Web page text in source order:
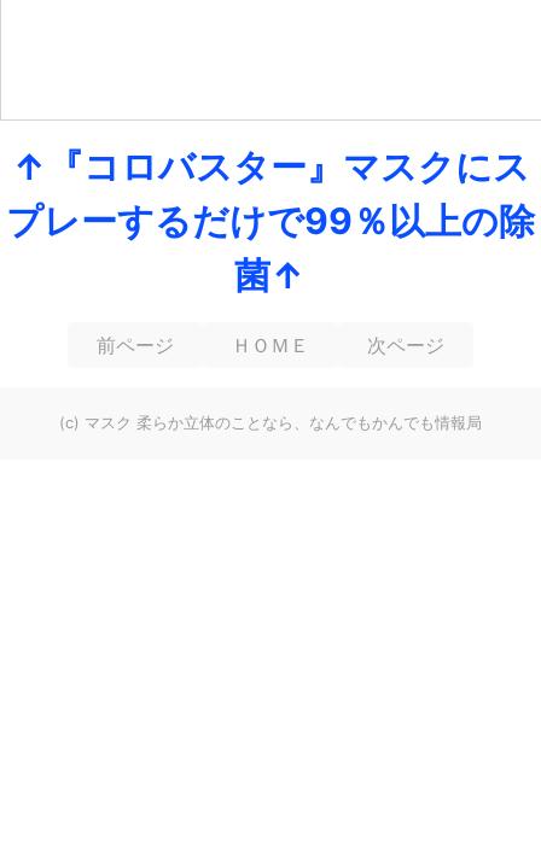
↑『コロバスター』マスクにス
プレーするだけで99％以上の除
菌↑
前ページ ＨＯＭＥ 次ページ
(c) マスク 柔らか立体のことなら、なんでもかんでも情報局